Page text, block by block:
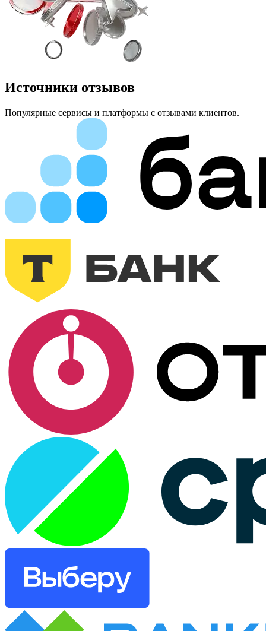
Источники отзывов
Популярные сервисы и платформы с отзывами клиентов.